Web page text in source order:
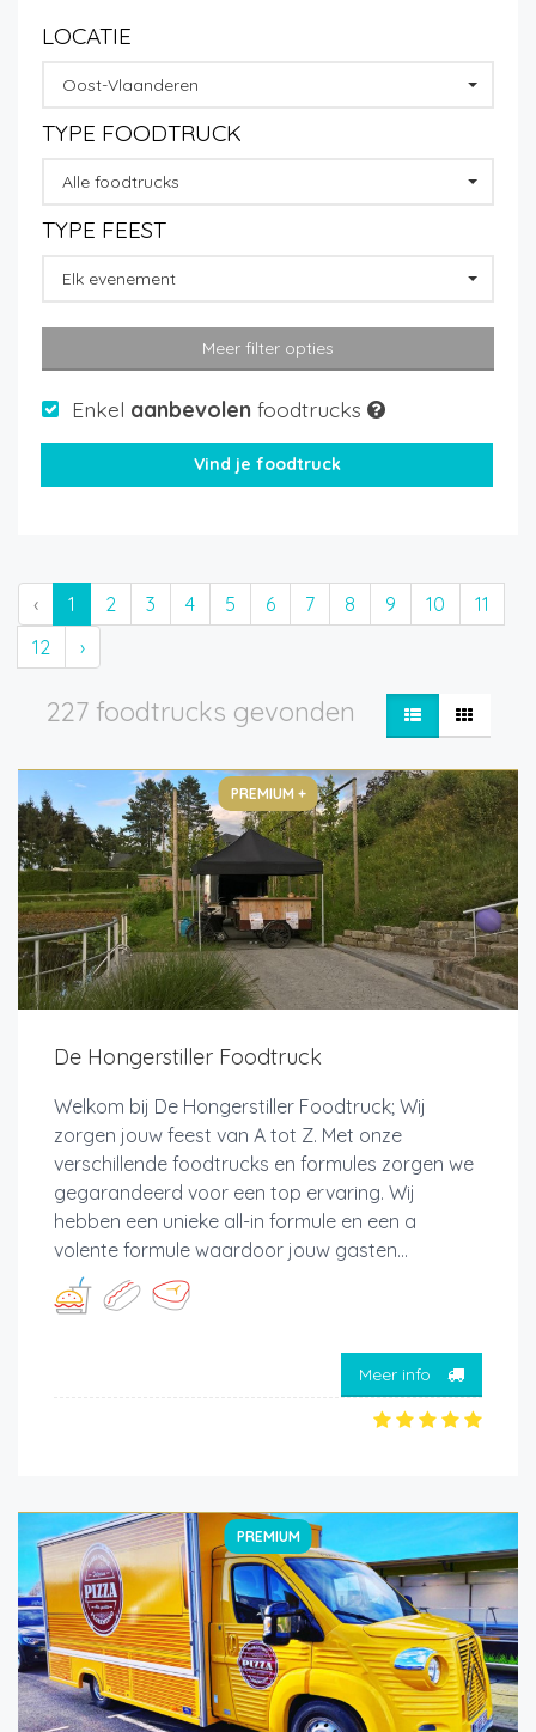
LOCATIE
Oost-Vlaanderen
TYPE FOODTRUCK
Alle foodtrucks
TYPE FEEST
Elk evenement
Meer filter opties
Enkel aanbevolen foodtrucks
‹ 1 2 3 4 5 6 7 8 9 10
11
12
›
227 foodtrucks gevonden
PREMIUM +
De Hongerstiller Foodtruck
Welkom bij De Hongerstiller Foodtruck; Wij
zorgen jouw feest van A tot Z. Met onze
verschillende foodtrucks en formules zorgen we
gegarandeerd voor een top ervaring. Wij
hebben een unieke all-in formule en een a
volente formule waardoor jouw gasten...
Meer info
PREMIUM